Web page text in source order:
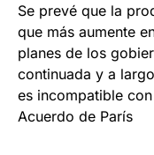
Se prevé que la
que más aumente
planes de los
continuada y a
es incompatible
Acuerdo de París